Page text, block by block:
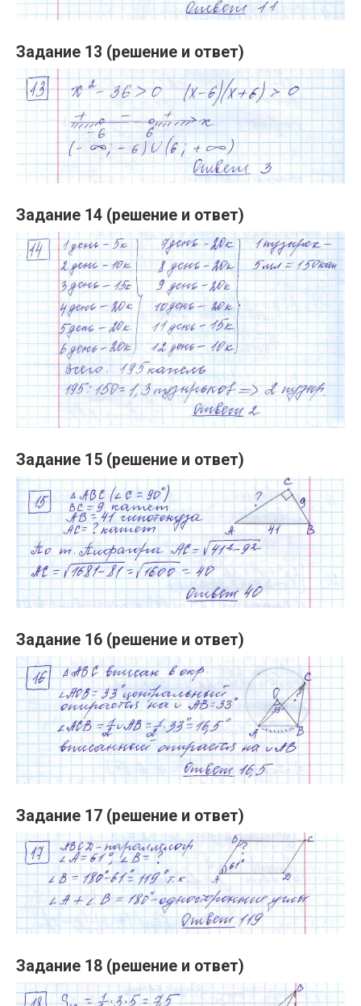
Задание 13 (решение и ответ)
Задание 14 (решение и ответ)
Задание 15 (решение и ответ)
Задание 16 (решение и ответ)
Задание 17 (решение и ответ)
Задание 18 (решение и ответ)